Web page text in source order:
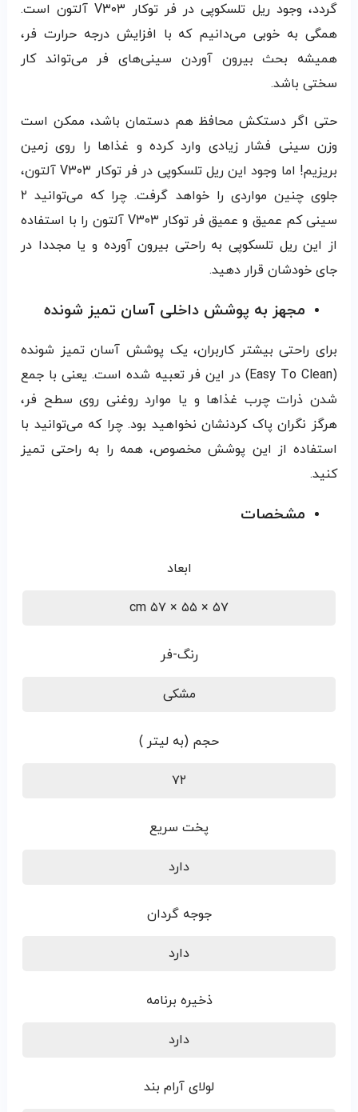
گردد، وجود ریل تلسکوپی در فر توکار V۳۰۳ آلتون است.
همگی به خوبی می‌دانیم که با افزایش درجه حرارت فر،
همیشه بحث بیرون آوردن سینی‌های فر می‌تواند کار
سختی باشد.
حتی اگر دستکش محافظ هم دستمان باشد، ممکن است
وزن سینی فشار زیادی وارد کرده و غذاها را روی زمین
بریزیم! اما وجود این ریل تلسکوپی در فر توکار V۳۰۳ آلتون،
جلوی چنین مواردی را خواهد گرفت. چرا که می‌توانید ۲
سینی کم عمیق و عمیق فر توکار V۳۰۳ آلتون را با استفاده
از این ریل تلسکوپی به راحتی بیرون آورده و یا مجددا در
جای خودشان قرار دهید.
مجهز به پوشش داخلی آسان تمیز شونده
برای راحتی بیشتر کاربران، یک پوشش آسان تمیز شونده
(Easy To Clean) در این فر تعبیه شده است. یعنی با جمع
شدن ذرات چرب غذاها و یا موارد روغنی روی سطح فر،
هرگز نگران پاک کردنشان نخواهید بود. چرا که می‌توانید با
استفاده از این پوشش مخصوص، همه را به راحتی تمیز
کنید.
مشخصات
ابعاد
۵۷ × ۵۵ × ۵۷ cm
رنگ-فر
مشکی
حجم (به لیتر )
۷۲
پخت سریع
دارد
جوجه گردان
دارد
ذخیره برنامه
دارد
لولای آرام بند